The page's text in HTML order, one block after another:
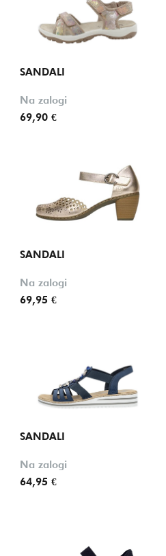
SANDALI
Na zalogi
69,90 €
SANDALI
Na zalogi
69,95 €
SANDALI
Na zalogi
64,95 €